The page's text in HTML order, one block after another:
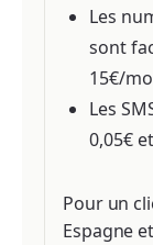
Les
sont
15€/
Les
0,05€
Pour un
Espagne